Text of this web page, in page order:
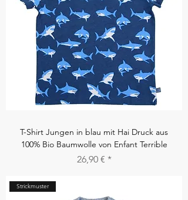
T-Shirt Jungen in blau mit Hai Druck aus
100% Bio Baumwolle von Enfant Terrible
Preis
26,90 €
Strickmuster